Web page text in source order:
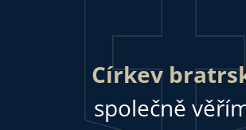
Církev
společně